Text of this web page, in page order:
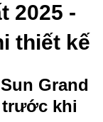
2025 -
thiết kế
Grand
trước khi